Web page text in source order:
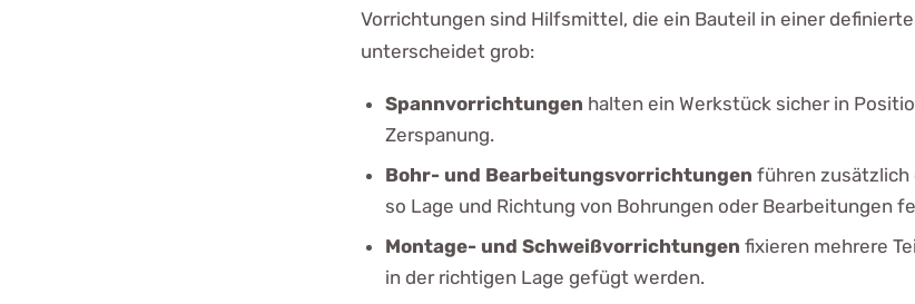
Vorrichtungen sind Hilfsmittel, die ein Bauteil in einer
unterscheidet grob:
Spannvorrichtungen halten ein Werkstück sicher in
Zerspanung.
Bohr- und Bearbeitungsvorrichtungen führen zusätzlich
so Lage und Richtung von Bohrungen oder Bearbeitungen
Montage- und Schweißvorrichtungen fixieren mehrere
in der richtigen Lage gefügt werden.